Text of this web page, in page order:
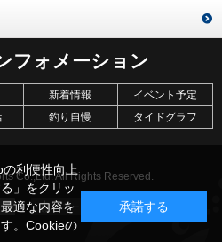
フォメーション
新着情報
イベント予定
釣り自慢
タイドグラフ
Co.,Ltd. All Rights Reserved.
利便性向上
」をクリッ
適な内容を
。Cookieの
承諾する